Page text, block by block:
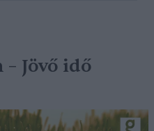
Jövő idő